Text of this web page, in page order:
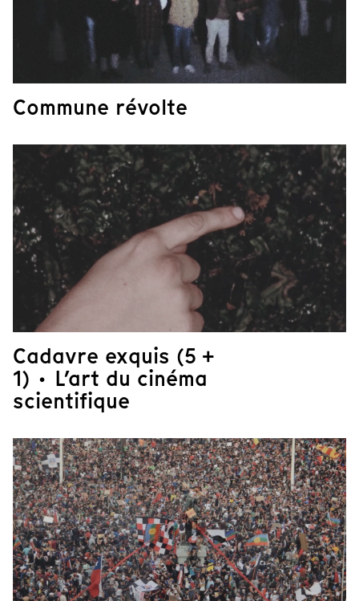
Commune révolte
Cadavre exquis (5 +
1) · L’art du cinéma
scientifique